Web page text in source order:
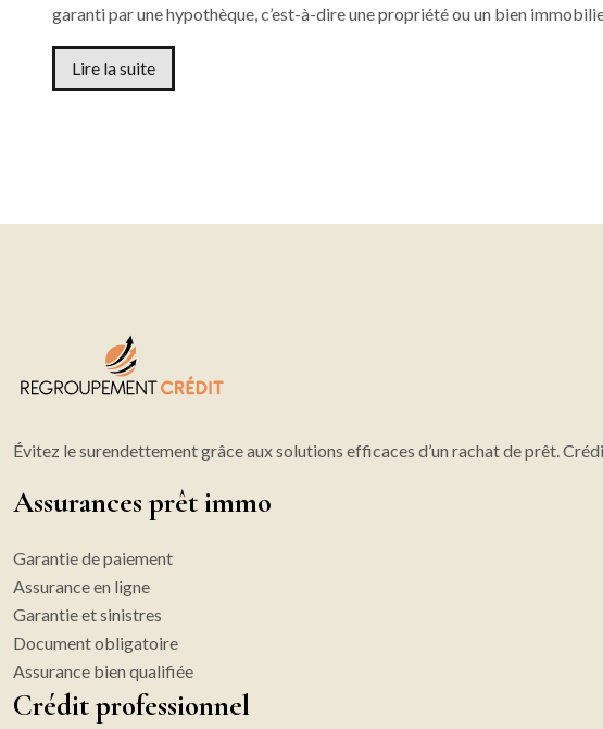
garanti par une hypothèque, c’est-à-dire une propriété ou un bien
Lire la suite
Évitez le surendettement grâce aux solutions efficaces d’un rachat de prêt.
Assurances prêt immo
Garantie de paiement
Assurance en ligne
Garantie et sinistres
Document obligatoire
Assurance bien qualifiée
Crédit professionnel